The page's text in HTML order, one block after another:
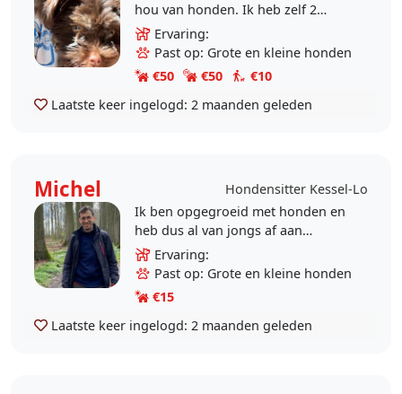
hou van honden. Ik heb zelf 2
honden. En ik zou graag mijn vrije
tijd opvullen door op jouw hond te
letten.
Ervaring:
Past op: Grote en kleine honden
€50
€50
€10
Laatste keer ingelogd: 2 maanden geleden
Michel
Hondensitter Kessel-Lo
Ik ben opgegroeid met honden en
heb dus al van jongs af aan
ervaring met hen. Zelf kan ik
momenteel nog geen eigen hond
nemen, maar ik pas met veel..
Ervaring:
Past op: Grote en kleine honden
€15
Laatste keer ingelogd: 2 maanden geleden